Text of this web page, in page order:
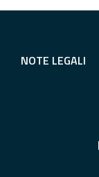
NOTE LEGALI